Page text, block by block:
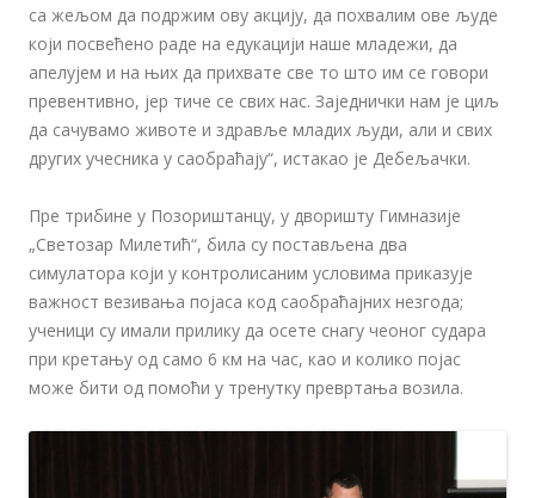
са жељом да подржим ову акцију, да похвалим ове људе
који посвећено раде на едукацији наше младежи, да
апелујем и на њих да прихвате све то што им се говори
превентивно, јер тиче се свих нас. Заједнички нам је циљ
да сачувамо животе и здравље младих људи, али и свих
других учесника у саобраћају“, истакао је Дебељачки.
Пре трибине у Позориштанцу, у дворишту Гимназије
„Светозар Милетић“, била су постављена два
симулатора који у контролисаним условима приказује
важност везивања појаса код саобраћајних незгода;
ученици су имали прилику да осете снагу чеоног судара
при кретању од само 6 км на час, као и колико појас
може бити од помоћи у тренутку превртања возила.